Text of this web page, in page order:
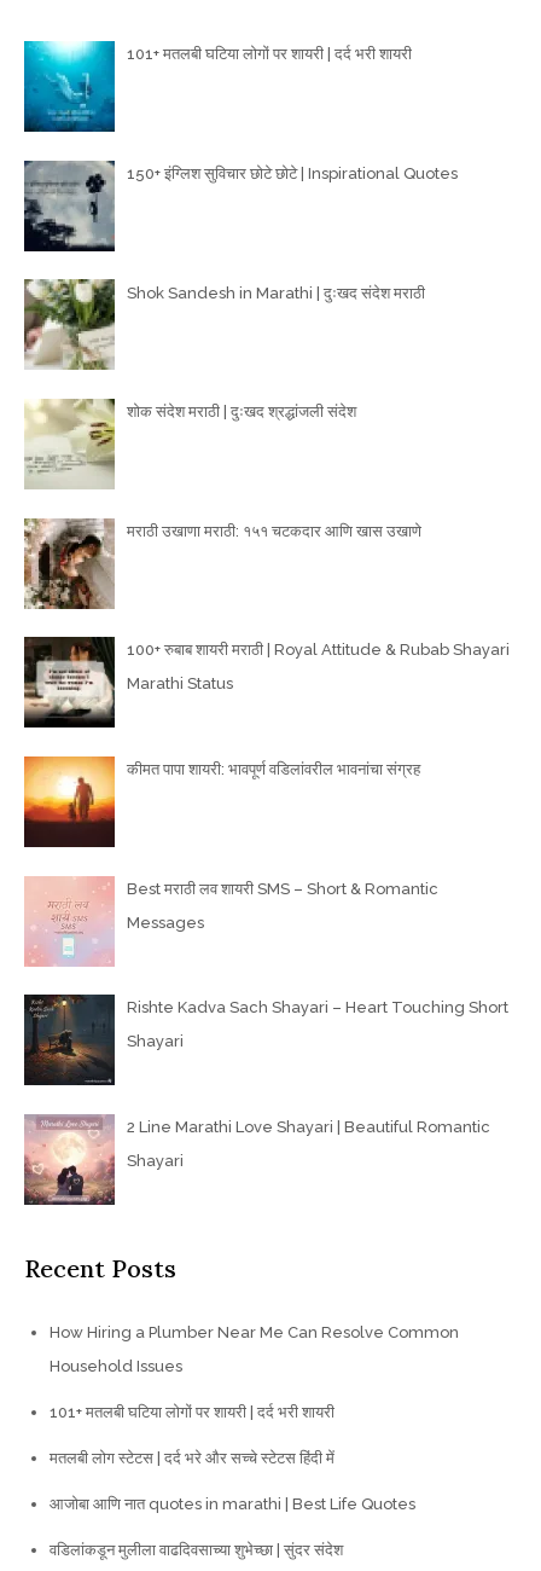
101+ मतलबी घटिया लोगों पर शायरी | दर्द भरी शायरी
150+ इंग्लिश सुविचार छोटे छोटे | Inspirational Quotes
Shok Sandesh in Marathi | दुःखद संदेश मराठी
शोक संदेश मराठी | दुःखद श्रद्धांजली संदेश
मराठी उखाणा मराठी: १५१ चटकदार आणि खास उखाणे
100+ रुबाब शायरी मराठी | Royal Attitude & Rubab Shayari
Marathi Status
कीमत पापा शायरी: भावपूर्ण वडिलांवरील भावनांचा संग्रह
Best मराठी लव शायरी SMS – Short & Romantic
Messages
Rishte Kadva Sach Shayari – Heart Touching Short
Shayari
2 Line Marathi Love Shayari | Beautiful Romantic
Shayari
Recent Posts
How Hiring a Plumber Near Me Can Resolve Common
Household Issues
101+ मतलबी घटिया लोगों पर शायरी | दर्द भरी शायरी
मतलबी लोग स्टेटस | दर्द भरे और सच्चे स्टेटस हिंदी में
आजोबा आणि नात quotes in marathi | Best Life Quotes
वडिलांकडून मुलीला वाढदिवसाच्या शुभेच्छा | सुंदर संदेश